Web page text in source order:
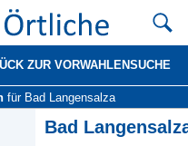
ZUR VORWAHLENSUCHE
für Bad Langensalza
Bad